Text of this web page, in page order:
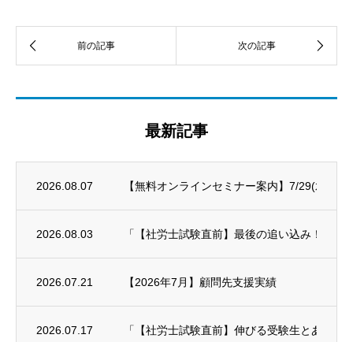
最新記事
2026.08.07 【無料オンラインセミナー案内】7/29(水)～
2026.08.03 「【社労士試験直前】最後の追い込み！科
2026.07.21 【2026年7月】顧問先支援実績
2026.07.17 「【社労士試験直前】伸びる受験生とあと